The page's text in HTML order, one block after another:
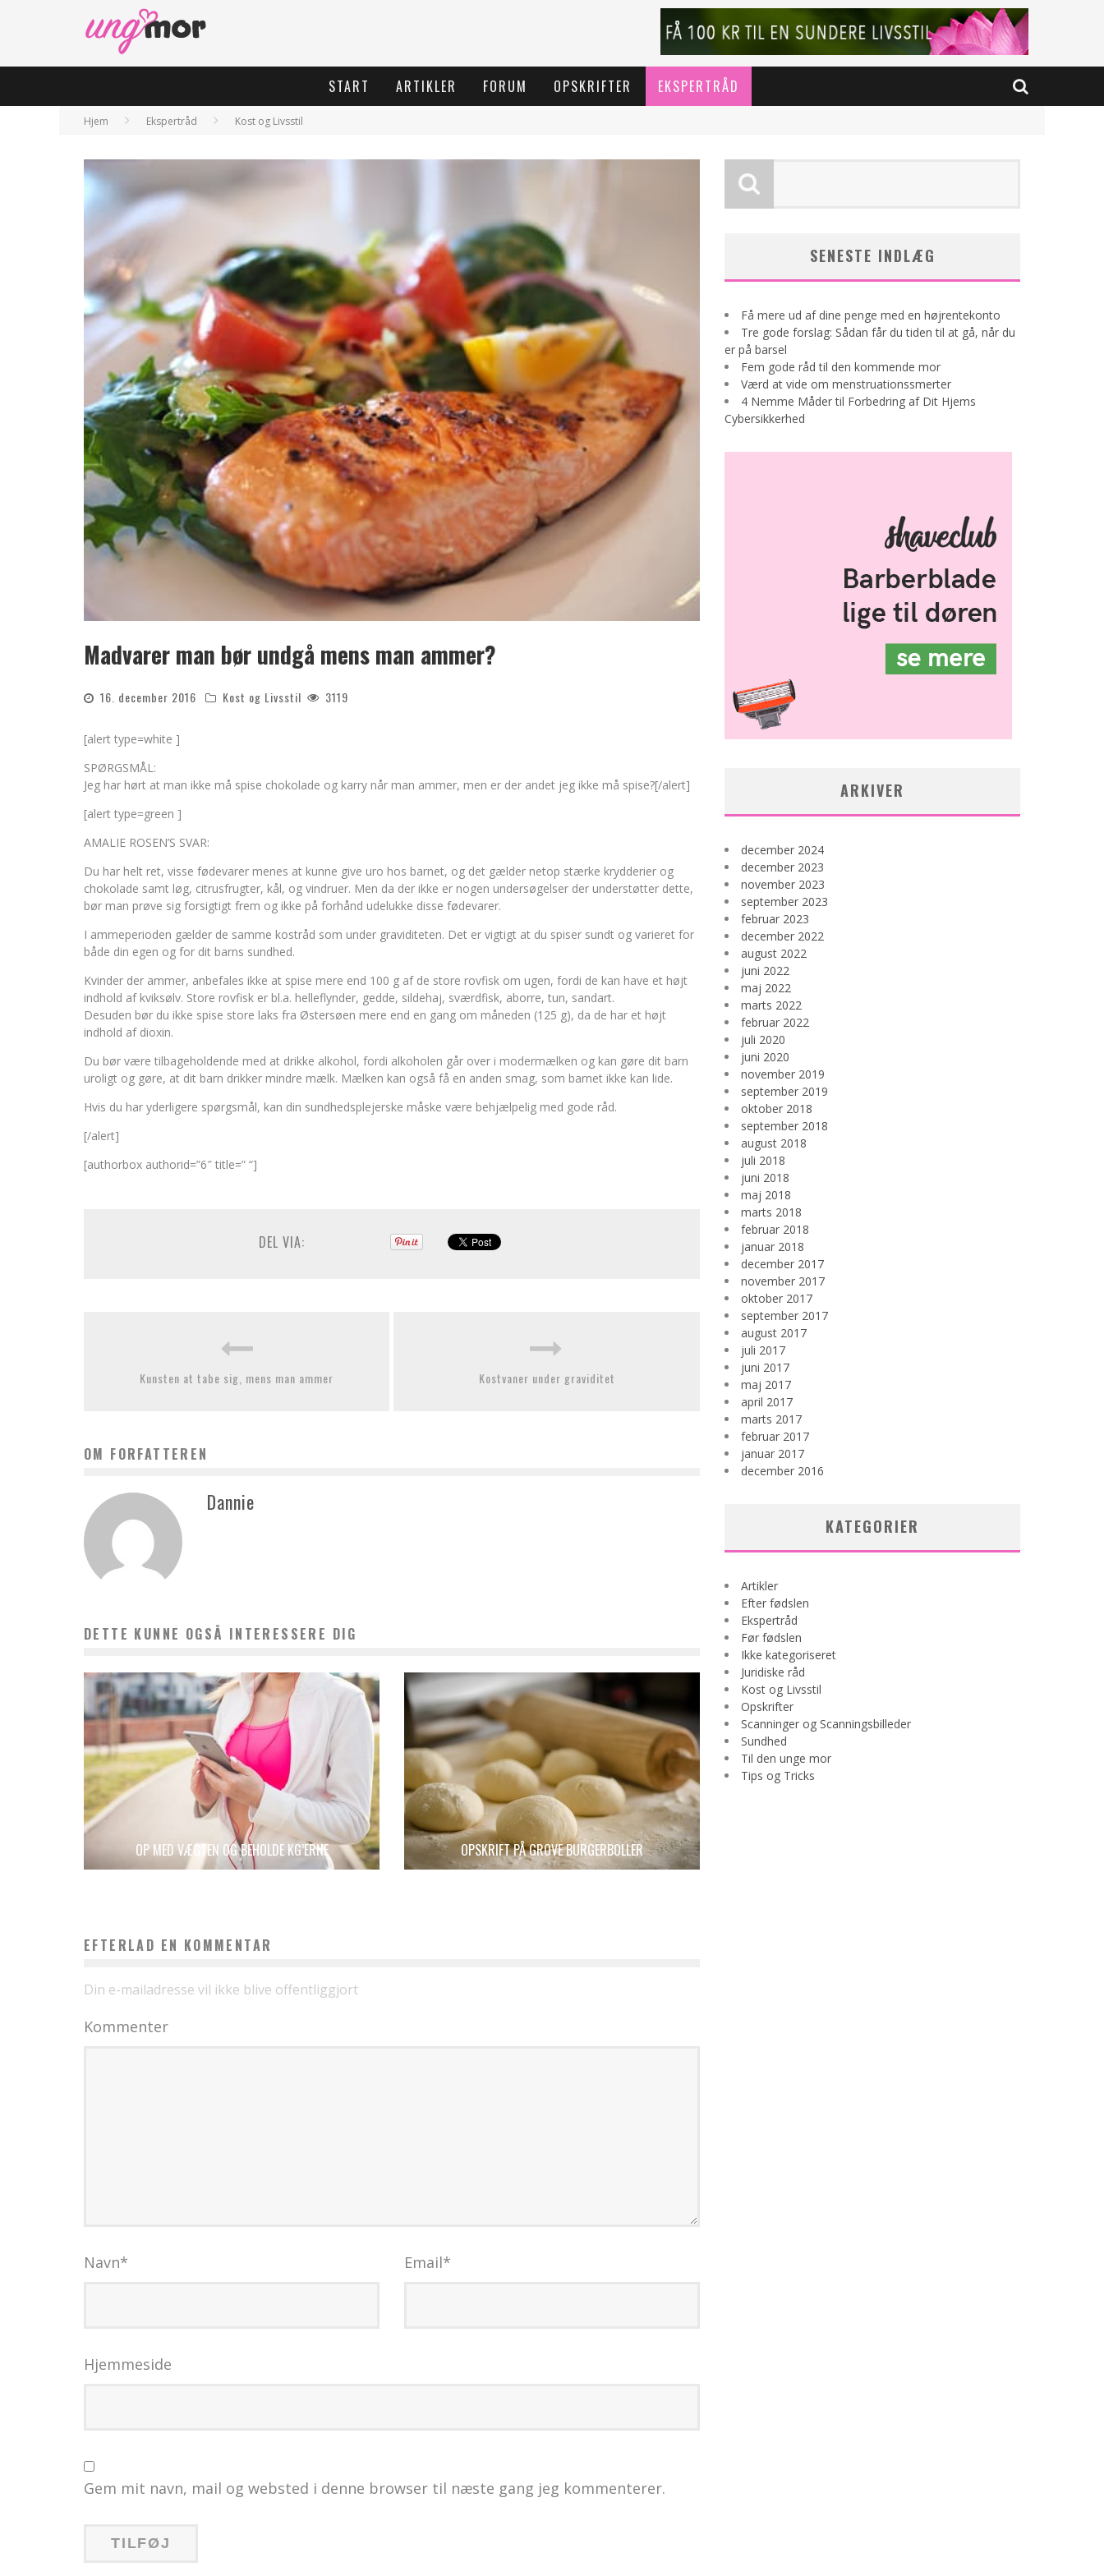
START ARTIKLER FORUM OPSKRIFTER EKSPERTRÅD
Hjem Ekspertråd Kost og Livsstil
Madvarer man bør undgå mens man ammer?
16. december 2016 Kost og Livsstil 3119
[alert type=white ]
SPØRGSMÅL:
Jeg har hørt at man ikke må spise chokolade og karry når man ammer, men er der andet jeg ikke må spise?[/alert]
[alert type=green ]
AMALIE ROSEN’S SVAR:
Du har helt ret, visse fødevarer menes at kunne give uro hos barnet, og det gælder netop stærke krydderier og
chokolade samt løg, citrusfrugter, kål, og vindruer. Men da der ikke er nogen undersøgelser der understøtter dette,
bør man prøve sig forsigtigt frem og ikke på forhånd udelukke disse fødevarer.
I ammeperioden gælder de samme kostråd som under graviditeten. Det er vigtigt at du spiser sundt og varieret for
både din egen og for dit barns sundhed.
Kvinder der ammer, anbefales ikke at spise mere end 100 g af de store rovfisk om ugen, fordi de kan have et højt
indhold af kviksølv. Store rovfisk er bl.a. helleflynder, gedde, sildehaj, sværdfisk, aborre, tun, sandart.
Desuden bør du ikke spise store laks fra Østersøen mere end en gang om måneden (125 g), da de har et højt
indhold af dioxin.
Du bør være tilbageholdende med at drikke alkohol, fordi alkoholen går over i modermælken og kan gøre dit barn
uroligt og gøre, at dit barn drikker mindre mælk. Mælken kan også få en anden smag, som barnet ikke kan lide.
Hvis du har yderligere spørgsmål, kan din sundhedsplejerske måske være behjælpelig med gode råd.
[/alert]
[authorbox authorid=”6″ title=” “]
DEL VIA:
Kunsten at tabe sig, mens man ammer Kostvaner under graviditet
OM FORFATTEREN
Dannie
DETTE KUNNE OGSÅ INTERESSERE DIG
OP MED VÆGTEN OG BEHOLDE KG’ERNE OPSKRIFT PÅ GROVE BURGERBOLLER
EFTERLAD EN KOMMENTAR
Din e-mailadresse vil ikke blive offentliggjort
Kommenter
Navn* Email*
Hjemmeside
Gem mit navn, mail og websted i denne browser til næste gang jeg kommenterer.
SENESTE INDLÆG
Få mere ud af dine penge med en højrentekonto
Tre gode forslag: Sådan får du tiden til at gå, når du
er på barsel
Fem gode råd til den kommende mor
Værd at vide om menstruationssmerter
4 Nemme Måder til Forbedring af Dit Hjems
Cybersikkerhed
ARKIVER
december 2024
december 2023
november 2023
september 2023
februar 2023
december 2022
august 2022
juni 2022
maj 2022
marts 2022
februar 2022
juli 2020
juni 2020
november 2019
september 2019
oktober 2018
september 2018
august 2018
juli 2018
juni 2018
maj 2018
marts 2018
februar 2018
januar 2018
december 2017
november 2017
oktober 2017
september 2017
august 2017
juli 2017
juni 2017
maj 2017
april 2017
marts 2017
februar 2017
januar 2017
december 2016
KATEGORIER
Artikler
Efter fødslen
Ekspertråd
Før fødslen
Ikke kategoriseret
Juridiske råd
Kost og Livsstil
Opskrifter
Scanninger og Scanningsbilleder
Sundhed
Til den unge mor
Tips og Tricks